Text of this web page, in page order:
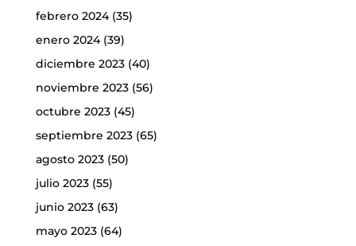
febrero 2024(35)
enero 2024(39)
diciembre 2023(40)
noviembre 2023(56)
octubre 2023(45)
septiembre 2023(65)
agosto 2023(50)
julio 2023(55)
junio 2023(63)
mayo 2023(64)